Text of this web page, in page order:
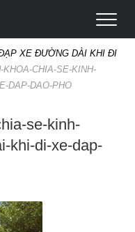
XE ĐƯỜNG DÀI KHI ĐI
KHOA-CHIA-SE-KINH-
DAP-DAO-PHO
se-kinh-
khi-di-xe-dap-